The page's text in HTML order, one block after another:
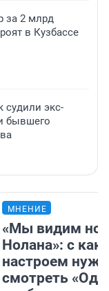
за 2 млрд
в Кузбассе
судили экс-
бывшего
МНЕНИЕ
«Мы видим
Нолана»: с
настроем
смотреть